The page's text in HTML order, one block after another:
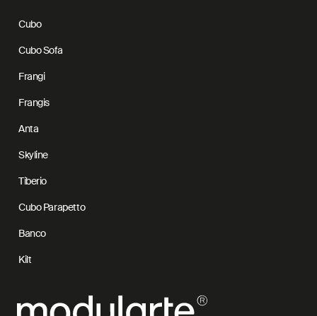
Cubo
Cubo Sofa
Frangi
Frangis
Anta
Skyline
Tiberio
Cubo Parapetto
Banco
Kilt